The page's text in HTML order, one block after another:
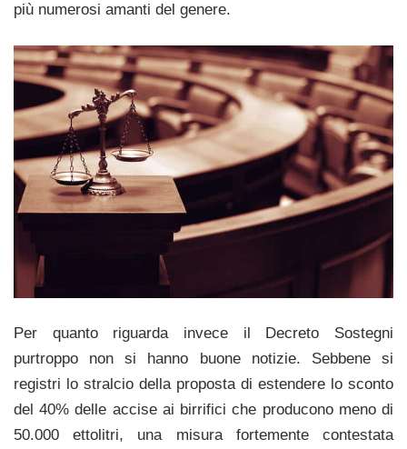
più numerosi amanti del genere.
Per quanto riguarda invece il Decreto Sostegni
purtroppo non si hanno buone notizie. Sebbene si
registri lo stralcio della proposta di estendere lo sconto
del 40% delle accise ai birrifici che producono meno di
50.000 ettolitri, una misura fortemente contestata